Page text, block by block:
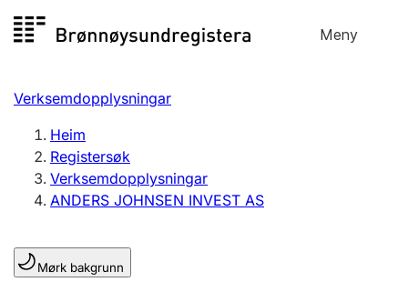
til
Meny
Registersøk
Aksjeselskap
Enkeltpersonføretak
Registrere, endre, slette
Lag og foreining
Verksemdopplysningar
Heim
Registersøk
Verksemdopplysningar
ANDERS JOHNSEN INVEST AS
Mørk bakgrunn